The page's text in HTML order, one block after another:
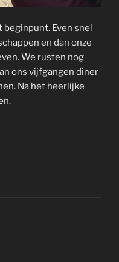
beginpunt. Even snel
en dan onze
We rusten nog
ons vijfgangen diner
Na het heerlijke